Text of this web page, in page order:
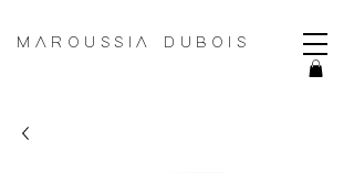
MAROUSSIA DUBOIS